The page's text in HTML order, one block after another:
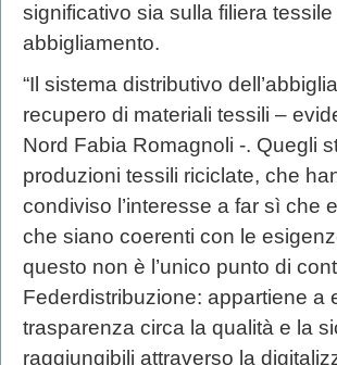
significativo sia sulla filiera
abbigliamento.
“Il sistema distributivo
recupero di materiali tessili –
Nord Fabia Romagnoli -. Quegli
produzioni tessili riciclate, che
condiviso l’interesse a far sì che
che siano coerenti con le
questo non è l’unico punto di
Federdistribuzione: appartiene a
trasparenza circa la qualità e la
raggiungibili attraverso la